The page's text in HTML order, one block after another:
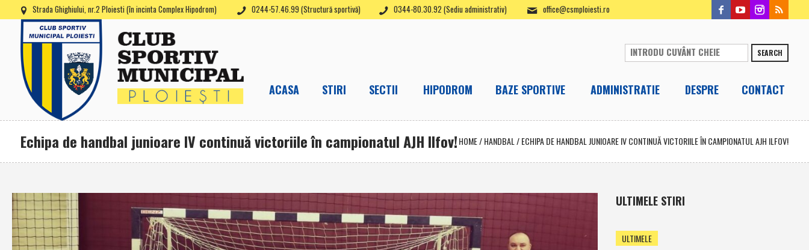
Strada Ghighiului, nr.2 Ploiesti (în incinta Complex Hipodrom) 0244-57.46.99 (Structură sportivă) 0344-80.30.92 (Sediu administrativ) office@csmploiesti.ro
SEARCH
ACASA STIRI SECTII HIPODROM BAZE SPORTIVE ADMINISTRATIE DESPRE CONTACT
Echipa de handbal junioare IV continuă victoriile în campionatul AJH Ilfov!HOME/HANDBAL /ECHIPA DE HANDBAL JUNIOARE IV CONTINUĂ VICTORIILE ÎN CAMPIONATUL AJH ILFOV!
ULTIMELE STIRI
ULTIMELE